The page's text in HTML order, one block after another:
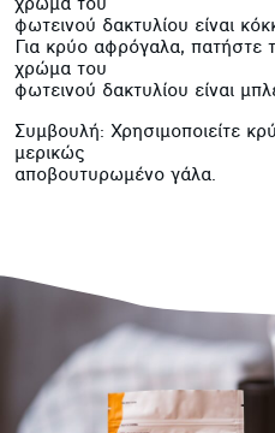
χρώμα του
φωτεινού δακτυλίου είναι
Για κρύο αφρόγαλα, πατήστε
χρώμα του
φωτεινού δακτυλίου είναι
Συμβουλή: Χρησιμοποιείτε
μερικώς
αποβουτυρωμένο γάλα.